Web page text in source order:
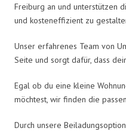
Freiburg an und unterstützen
und kosteneffizient zu
Unser erfahrenes Team von
Seite und sorgt dafür, dass
Egal ob du eine kleine
möchtest, wir finden die
Durch unsere